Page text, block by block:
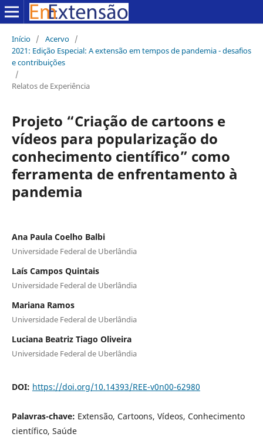
Início / Acervo /
2021: Edição Especial: A extensão em tempos de pandemia - desafios
e contribuições
/
Relatos de Experiência
Projeto “Criação de cartoons e
vídeos para popularização do
conhecimento científico” como
ferramenta de enfrentamento à
pandemia
Ana Paula Coelho Balbi
Universidade Federal de Uberlândia
Laís Campos Quintais
Universidade Federal de Uberlândia
Mariana Ramos
Universidade Federal de Uberlândia
Luciana Beatriz Tiago Oliveira
Universidade Federal de Uberlândia
DOI: https://doi.org/10.14393/REE-v0n00-62980
Palavras-chave: Extensão, Cartoons, Vídeos, Conhecimento
científico, Saúde